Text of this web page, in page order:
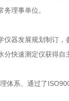
理事单位。
发展规划制订，
快速测定仪获得自
系、通过了